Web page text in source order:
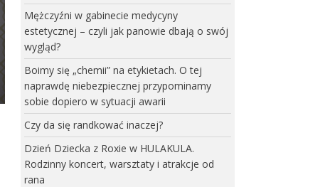
Mężczyźni w gabinecie medycyny
estetycznej – czyli jak panowie dbają o swój
wygląd?
Boimy się „chemii” na etykietach. O tej
naprawdę niebezpiecznej przypominamy
sobie dopiero w sytuacji awarii
Czy da się randkować inaczej?
Dzień Dziecka z Roxie w HULAKULA.
Rodzinny koncert, warsztaty i atrakcje od
rana